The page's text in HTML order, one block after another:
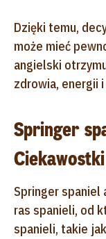
Dzięki temu,
może mieć
angielski
zdrowia, energii i
Springer
Ciekawostki
Springer
ras spanieli, od
spanieli, takie jak